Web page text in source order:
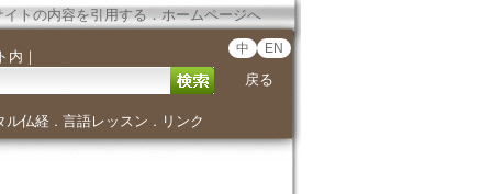
イトの内容を引用する．ホームページへ
内 ｜ 中 EN
戻る
ル仏経． 言語レッスン ． リンク